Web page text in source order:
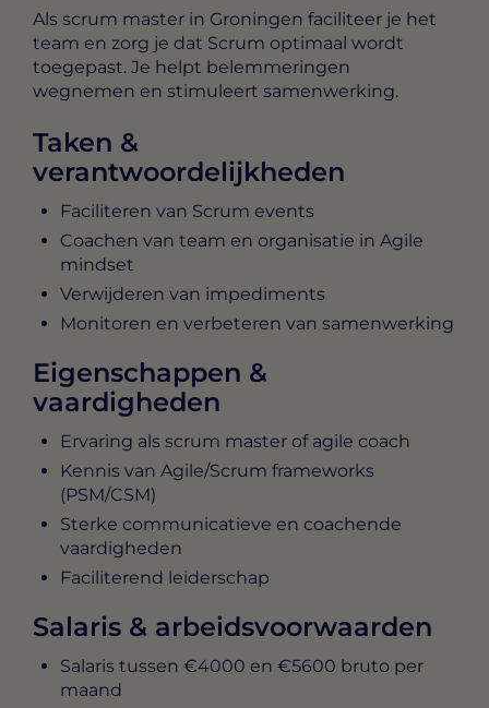
Als scrum master in Groningen faciliteer je het
team en zorg je dat Scrum optimaal wordt
toegepast. Je helpt belemmeringen
wegnemen en stimuleert samenwerking.
Taken &
verantwoordelijkheden
Faciliteren van Scrum events
Coachen van team en organisatie in Agile
mindset
Verwijderen van impediments
Monitoren en verbeteren van samenwerking
Eigenschappen &
vaardigheden
Ervaring als scrum master of agile coach
Kennis van Agile/Scrum frameworks
(PSM/CSM)
Sterke communicatieve en coachende
vaardigheden
Faciliterend leiderschap
Salaris & arbeidsvoorwaarden
Salaris tussen €4000 en €5600 bruto per
maand